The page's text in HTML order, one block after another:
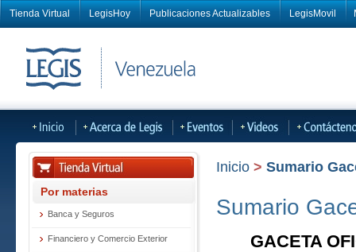
Tienda Virtual LegisHoy Publicaciones Actualizables LegisMovil
Por materias
Banca y Seguros
Financiero y Comercio Exterior
Inicio > Sumario
Sumario
GACETA